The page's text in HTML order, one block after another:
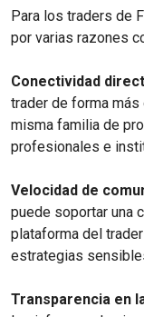
Para los traders de
por varias razones
Conectividad
trader de forma
misma familia de
profesionales e
Velocidad de
puede soportar una
plataforma del
estrategias
Transparencia en